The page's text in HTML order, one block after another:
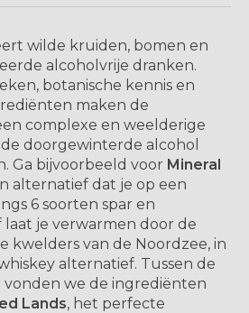
wilde kruiden, bomen en
alcoholvrije dranken.
botanische kennis en
maken de
complexe en weelderige
doorgewinterde alcohol
Ga bijvoorbeeld voor Mineral
alternatief dat je op een
6 soorten spar en
je verwarmen door de
kwelders van de Noordzee, in
alternatief. Tussen de
we de ingrediënten
Lands, het perfecte